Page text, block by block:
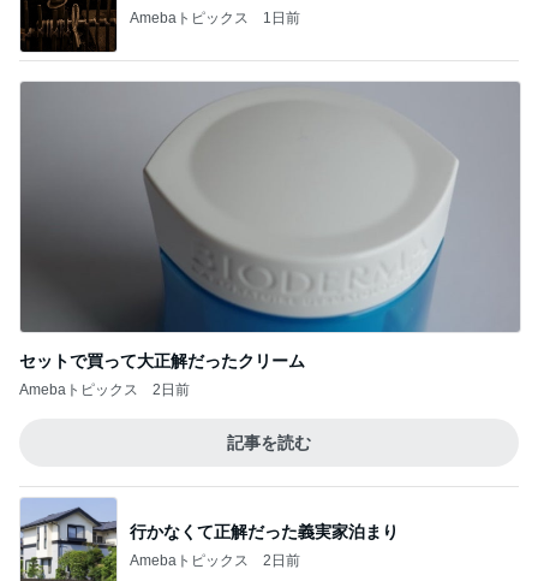
Amebaトピックス 1日前
セットで買って大正解だったクリーム
Amebaトピックス 2日前
記事を読む
行かなくて正解だった義実家泊まり
Amebaトピックス 2日前